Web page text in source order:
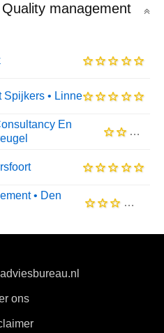
management
Spijkers • Linne
En
• Den
ons